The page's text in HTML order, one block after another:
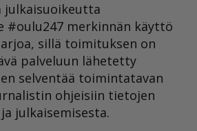
julkaisuoikeutta
#oulu247 merkinnän käyttö
sillä toimituksen on
palveluun lähetetty
selventää toimintatavan
ohjeisiin tietojen
julkaisemisesta.